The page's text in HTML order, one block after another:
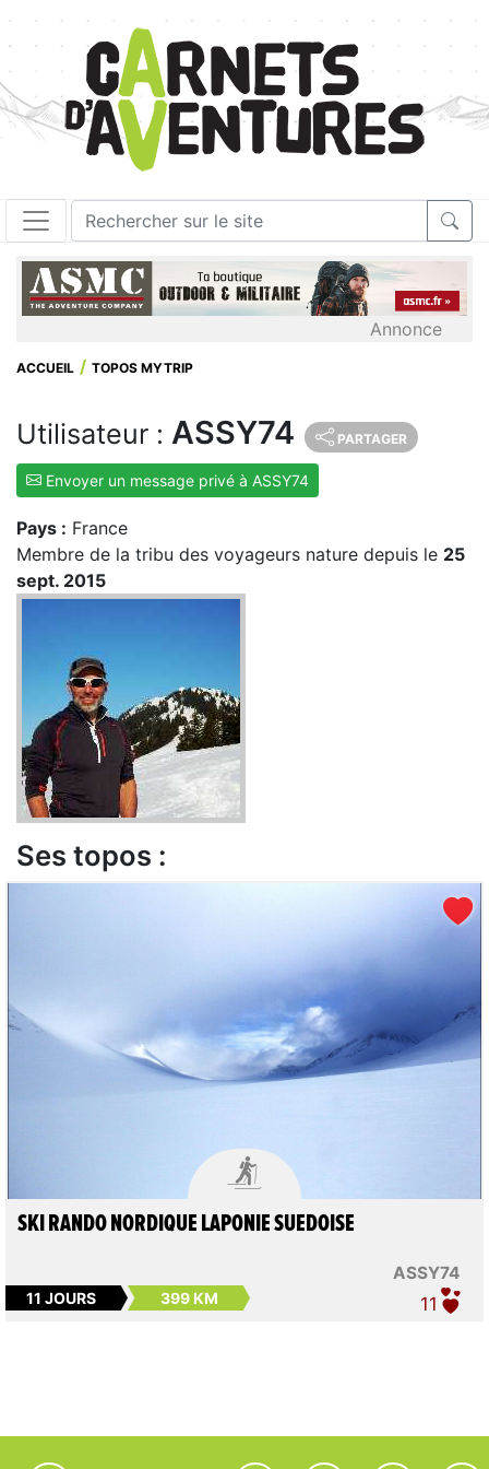
Annonce
ACCUEIL TOPOS MYTRIP
Utilisateur : ASSY74 PARTAGER
Envoyer un message privé à ASSY74
Pays : France
Membre de la tribu des voyageurs nature depuis le 25
sept. 2015
Ses topos :

ASSY74
SKI RANDO NORDIQUE LAPONIE SUEDOISE
11 JOURS 399 KM 11